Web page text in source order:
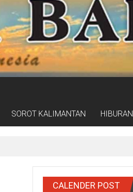
SOROT KALIMANTAN HIBURAN
CALENDER POST